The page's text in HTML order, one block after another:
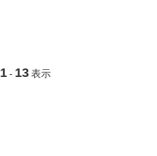
1 - 13 表示